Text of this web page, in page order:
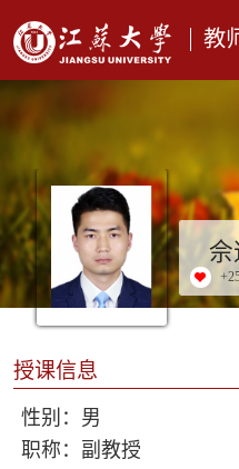
教
佘
+
授课信息
性别：男
职称：副教授